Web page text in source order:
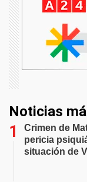
Noticias
Crimen de
pericia
situación de